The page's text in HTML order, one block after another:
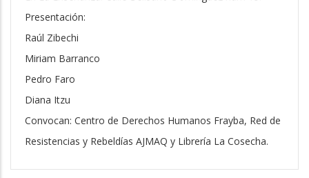
Presentación:
Raúl Zibechi
Miriam Barranco
Pedro Faro
Diana Itzu
Convocan: Centro de Derechos Humanos Frayba, Red de
Resistencias y Rebeldías AJMAQ y Librería La Cosecha.